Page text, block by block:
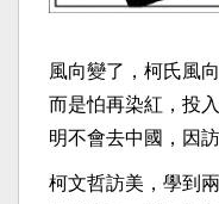
風向變了，柯氏風
而是怕再染紅，投
明不會去中國，因
柯文哲訪美，學到